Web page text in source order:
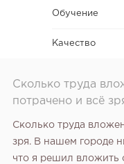
Обучение
Качество
Сколько труда
потрачено и всё
Сколько труда
зря. В нашем городе
что я решил вложить